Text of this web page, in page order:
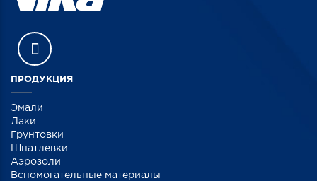
ПРОДУКЦИЯ
Эмали
Лаки
Грунтовки
Шпатлевки
Аэрозоли
Вспомогательные материалы